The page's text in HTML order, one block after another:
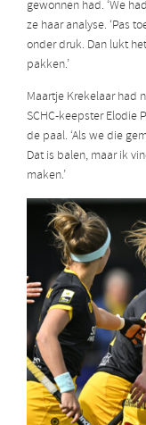
gewonnen had. ‘We
ze haar analyse. ‘Pas
onder druk. Dan lukt
pakken.’
Maartje Krekelaar had
SCHC-keepster Elodie
de paal. ‘Als we die
Dat is balen, maar ik
maken.’